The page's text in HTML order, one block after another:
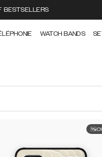
BESTSELLERS
WATCH BANDS